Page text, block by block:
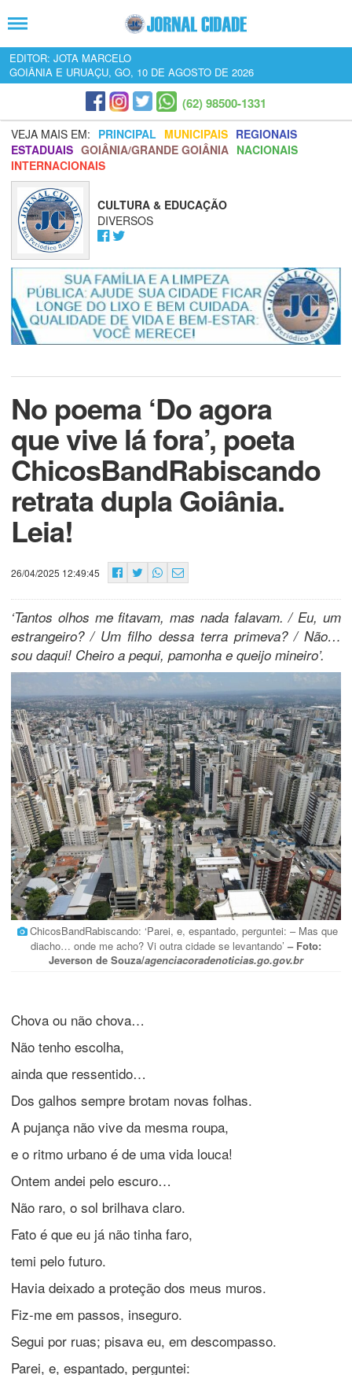
EDITOR: JOTA MARCELO
GOIÂNIA E URUAÇU, GO, 10 DE AGOSTO DE 2026
(62) 98500-1331
VEJA MAIS EM: PRINCIPAL MUNICIPAIS REGIONAIS
ESTADUAIS GOIÂNIA/GRANDE GOIÂNIA NACIONAIS
INTERNACIONAIS
CULTURA & EDUCAÇÃO
DIVERSOS
No poema ‘Do agora
que vive lá fora’, poeta
ChicosBandRabiscando
retrata dupla Goiânia.
Leia!
26/04/2025 12:49:45
‘Tantos olhos me fitavam, mas nada falavam. / Eu, um
estrangeiro? / Um filho dessa terra primeva? / Não…
sou daqui! Cheiro a pequi, pamonha e queijo mineiro’.
ChicosBandRabiscando: ‘Parei, e, espantado, perguntei: – Mas que
diacho… onde me acho? Vi outra cidade se levantando’ – Foto:
Jeverson de Souza/agenciacoradenoticias.go.gov.br
Chova ou não chova…
Não tenho escolha,
ainda que ressentido…
Dos galhos sempre brotam novas folhas.
A pujança não vive da mesma roupa,
e o ritmo urbano é de uma vida louca!
Ontem andei pelo escuro…
Não raro, o sol brilhava claro.
Fato é que eu já não tinha faro,
temi pelo futuro.
Havia deixado a proteção dos meus muros.
Fiz-me em passos, inseguro.
Segui por ruas; pisava eu, em descompasso.
Parei, e, espantado, perguntei: